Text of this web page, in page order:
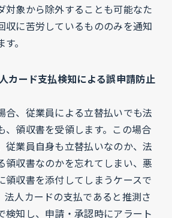
対象から除外することも可能なた
収に苦労しているもののみを通知
。
カード支払検知による誤申請防止
合、従業員による立替払いでも法
、領収書を受領します。この場合
従業員自身も立替払いなのか、法
領収書なのかを忘れてしまい、悪
領収書を添付してしまうケースで
法人カードの支払であると推測さ
検知し、申請・承認時にアラート